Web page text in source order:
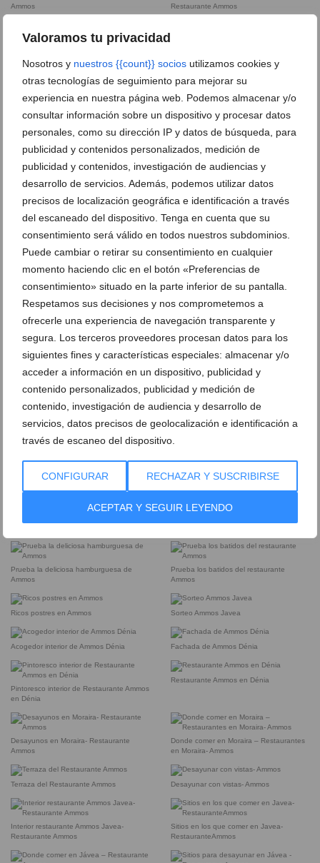
Valoramos tu privacidad
Nosotros y nuestros {{count}} socios utilizamos cookies y
otras tecnologías de seguimiento para mejorar su
experiencia en nuestra página web. Podemos almacenar y/o
consultar información sobre un dispositivo y procesar datos
personales, como su dirección IP y datos de búsqueda, para
publicidad y contenidos personalizados, medición de
publicidad y contenidos, investigación de audiencias y
desarrollo de servicios. Además, podemos utilizar datos
precisos de localización geográfica e identificación a través
del escaneado del dispositivo. Tenga en cuenta que su
consentimiento será válido en todos nuestros subdominios.
Puede cambiar o retirar su consentimiento en cualquier
momento haciendo clic en el botón «Preferencias de
consentimiento» situado en la parte inferior de su pantalla.
Respetamos sus decisiones y nos comprometemos a
ofrecerle una experiencia de navegación transparente y
segura. Los terceros proveedores procesan datos para los
siguientes fines y características especiales: almacenar y/o
acceder a información en un dispositivo, publicidad y
contenido personalizados, publicidad y medición de
contenido, investigación de audiencia y desarrollo de
servicios, datos precisos de geolocalización e identificación a
través de escaneo del dispositivo.
CONFIGURAR RECHAZAR Y SUSCRIBIRSE
ACEPTAR Y SEGUIR LEYENDO
Ammos Restaurante Ammos
Postres en Javea – Restaurante Ammos
Desayunar en Moraira – Restaurante
Ammos
Donde comer en Moraira – Restaurante
Ammos
El mejor restaurante de Moraira –
Restaurante Ammos
Vive la experiencia Ammos – Restaurante
Ammos
Barra de Ammos Valencia
Bonito y acogedor interior del restaurante
Ammos Valencia
Descubre el bonito y acogedor diseño del
interior de Ammos Valencia
Fachada de Ammos Valencia
Bonito y acogedor interior de Ammos
Jávea
Descubre el acogedor interior de Ammos
Jávea
En Ammos Jávea podrás disfrutar de su
cocina Non Stop Food
Fachada de Ammos Jávea
Deliciosos entrantes del restaurante
Ammos
restaurantes de Ammos
Restaurante Ammos
Prueba la deliciosa hamburguesa de
Ammos
Prueba los batidos del restaurante
Ammos
Ricos postres en Ammos Sorteo Ammos Javea
Acogedor interior de Ammos Dénia Fachada de Ammos Dénia
Pintoresco interior de Restaurante Ammos
en Dénia
Restaurante Ammos en Dénia
Desayunos en Moraira- Restaurante
Ammos
Donde comer en Moraira – Restaurantes
en Moraira- Ammos
Terraza del Restaurante Ammos Desayunar con vistas- Ammos
Interior restaurante Ammos Javea-
Restaurante Ammos
Sitios en los que comer en Javea-
RestauranteAmmos